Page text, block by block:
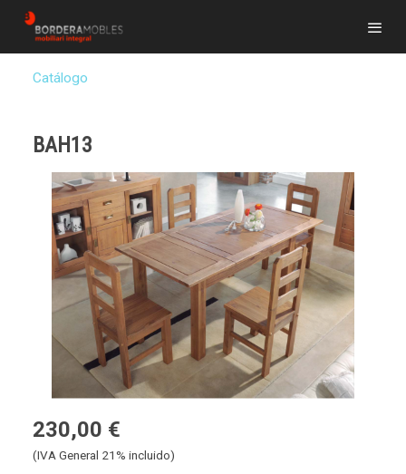
Catálogo
BAH13
230,00 €
(IVA General 21% incluido)